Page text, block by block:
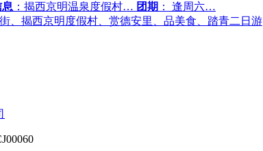
：揭西京明温泉度假村… 团期 ： 逢周六…
、揭西京明度假村、赏德安里、品美食、踏青二日游